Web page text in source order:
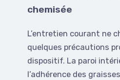
chemisée
L’entretien courant ne
quelques précautions
dispositif. La paroi
l’adhérence des